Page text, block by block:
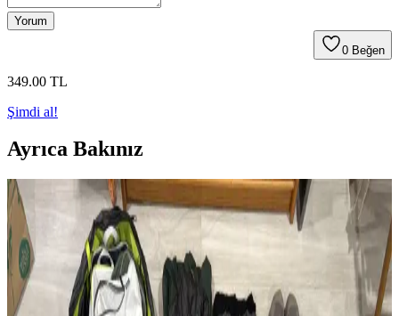
Yorum
0 Beğen
349.00 TL
Şimdi al!
Ayrıca Bakınız
Modifiye Edilmiş Vintage REI Sırt Çantası: Hafiflik
ve Fonksiyonellik Üzerine Teknik İnceleme
Vintage REI sırt çantasının modifikasyonları, hafiflik ve
fonksiyonelliği artırarak günlük kullanım ve seyahat için optimize
edilmiştir. Teknik müdahaleler ergonomi ve dayanıklılığı
güçlendirmektedir.